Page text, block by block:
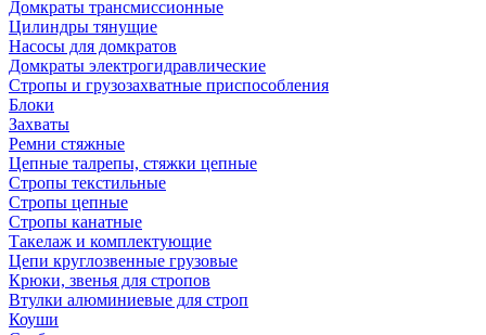
Домкраты трансмиссионные
Цилиндры тянущие
Насосы для домкратов
Домкраты электрогидравлические
Стропы и грузозахватные приспособления
Блоки
Захваты
Ремни стяжные
Цепные талрепы, стяжки цепные
Стропы текстильные
Стропы цепные
Стропы канатные
Такелаж и комплектующие
Цепи круглозвенные грузовые
Крюки, звенья для стропов
Втулки алюминиевые для строп
Коуши